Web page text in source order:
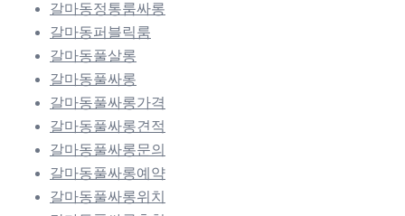
갈마동정통룸싸롱
갈마동퍼블릭룸
갈마동풀살롱
갈마동풀싸롱
갈마동풀싸롱가격
갈마동풀싸롱견적
갈마동풀싸롱문의
갈마동풀싸롱예약
갈마동풀싸롱위치